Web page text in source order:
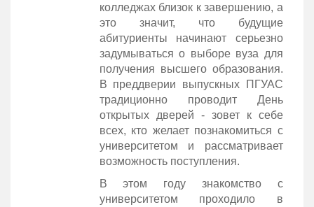
колледжах близок к завершению, а
это значит, что будущие
абитуриенты начинают серьезно
задумываться о выборе вуза для
получения высшего образования.
В преддверии выпускных ПГУАС
традиционно проводит День
открытых дверей - зовет к себе
всех, кто желает познакомиться с
университетом и рассматривает
возможность поступления.
В этом году знакомство с
университетом проходило в